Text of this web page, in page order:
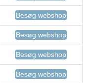
Besøg webshop
Besøg webshop
Besøg webshop
Besøg webshop